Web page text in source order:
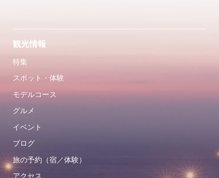
観光情報
特集
スポット・体験
モデルコース
グルメ
イベント
ブログ
旅の予約（宿／体験）
アクセス